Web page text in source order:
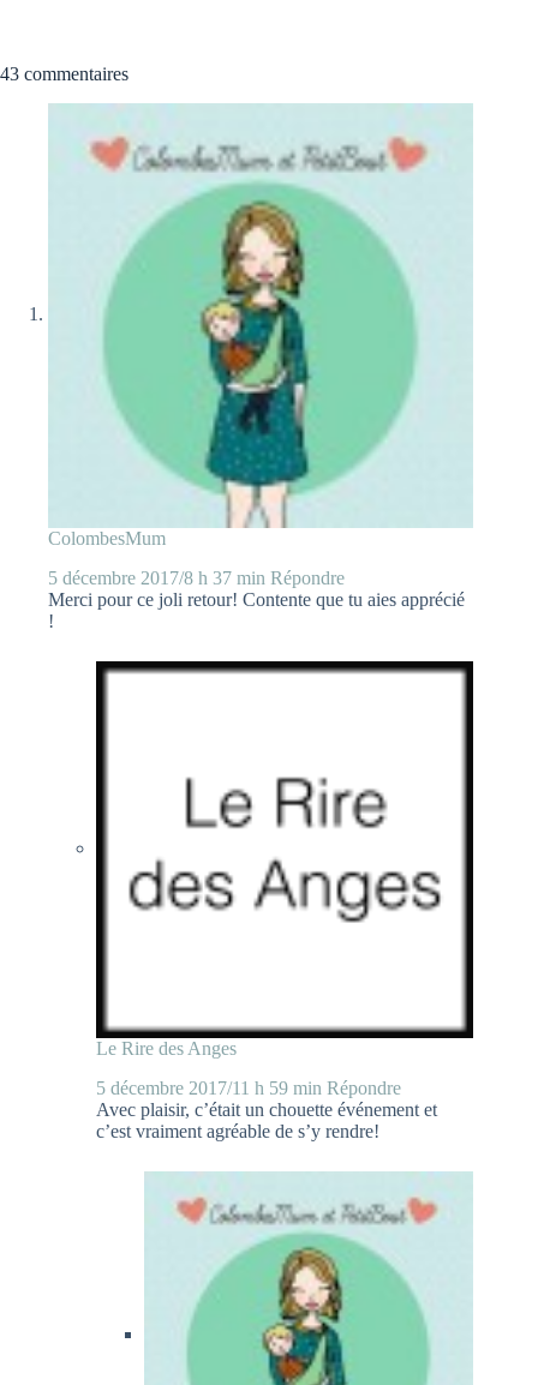
43 commentaires
ColombesMum
5 décembre 2017/8 h 37 min Répondre
Merci pour ce joli retour! Contente que tu aies apprécié
!
Le Rire des Anges
5 décembre 2017/11 h 59 min Répondre
Avec plaisir, c’était un chouette événement et
c’est vraiment agréable de s’y rendre!